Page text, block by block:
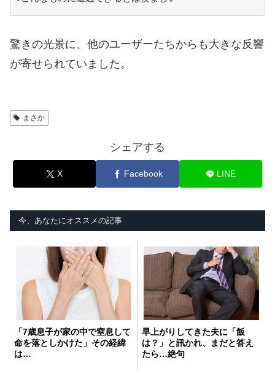
驚きの光景に、他のユーザーたちからも大きな反響
が寄せられていました。
まさか
シェアする
X Facebook LINE
今、あなたにオススメの記事
「7歳息子が家の中で窒息して
命を落としかけた」その経緯
は…
早上がりしてきた夫に「飯
は？」と訊かれ、まだと答え
たら…絶句